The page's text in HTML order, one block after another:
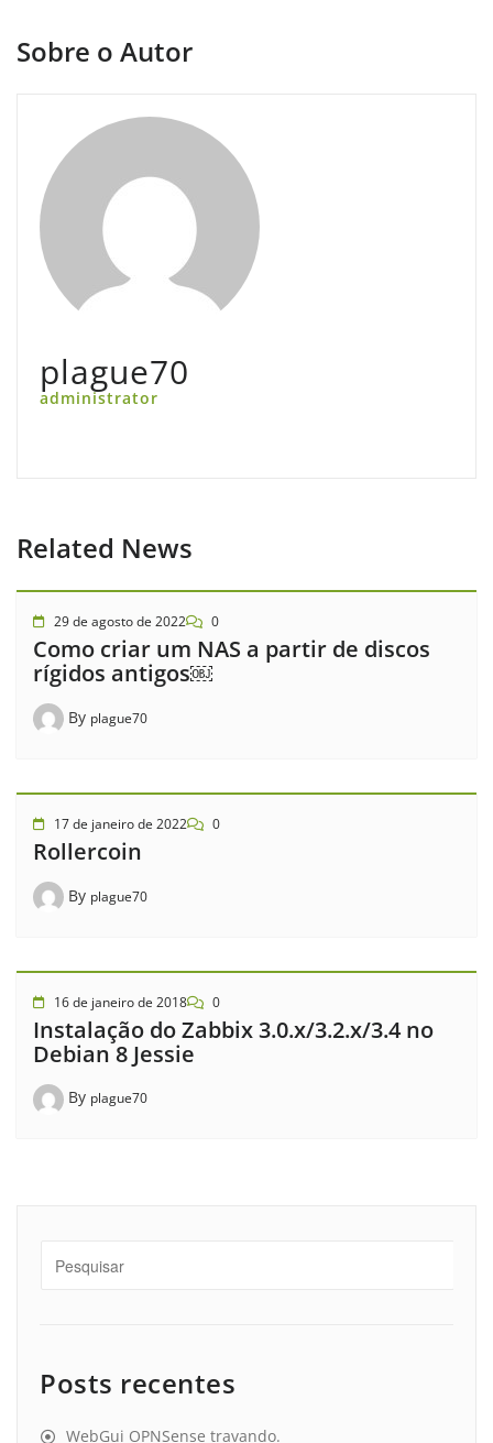
Sobre o Autor
plague70
administrator
Related News
29 de agosto de 2022 0
Como criar um NAS a partir de discos
rígidos antigos￼
By plague70
17 de janeiro de 2022 0
Rollercoin
By plague70
16 de janeiro de 2018 0
Instalação do Zabbix 3.0.x/3.2.x/3.4 no
Debian 8 Jessie
By plague70
Posts recentes
WebGui OPNSense travando.